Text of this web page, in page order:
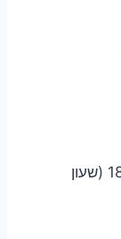
שני–ראשון, 09:00–18:00 (שעון